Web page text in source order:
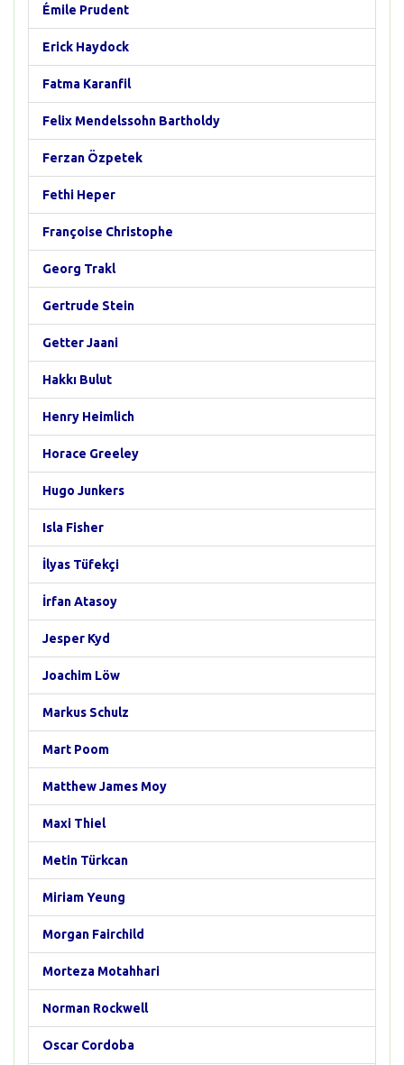
Émile Prudent
Erick Haydock
Fatma Karanfil
Felix Mendelssohn Bartholdy
Ferzan Özpetek
Fethi Heper
Françoise Christophe
Georg Trakl
Gertrude Stein
Getter Jaani
Hakkı Bulut
Henry Heimlich
Horace Greeley
Hugo Junkers
Isla Fisher
İlyas Tüfekçi
İrfan Atasoy
Jesper Kyd
Joachim Löw
Markus Schulz
Mart Poom
Matthew James Moy
Maxi Thiel
Metin Türkcan
Miriam Yeung
Morgan Fairchild
Morteza Motahhari
Norman Rockwell
Oscar Cordoba